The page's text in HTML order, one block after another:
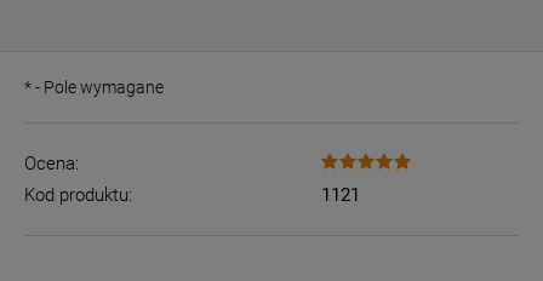
*- Pole wymagane
Ocena:
Kod produktu:
1121